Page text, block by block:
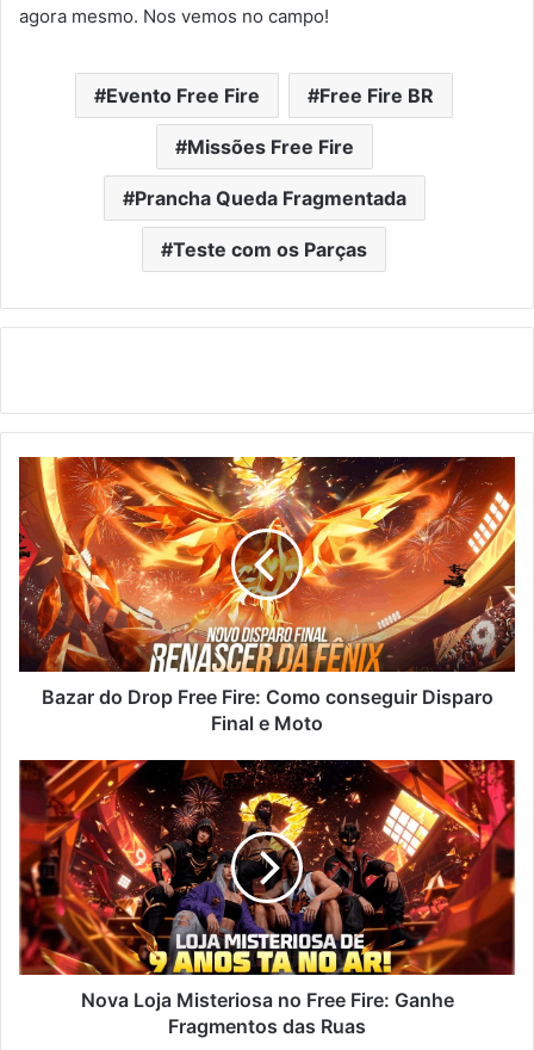
agora mesmo. Nos vemos no campo!
Evento Free Fire Free Fire BR
Missões Free Fire
Prancha Queda Fragmentada
Teste com os Parças
Bazar
do
Drop
Free
Fire:
Como
conseguir
Disparo
Final
Bazar do Drop Free Fire: Como conseguir Disparo
Final e Moto
Nova
Misteriosa
no
Free
Fire:
Ganhe
Fragmentos
das
Nova Loja Misteriosa no Free Fire: Ganhe
Fragmentos das Ruas